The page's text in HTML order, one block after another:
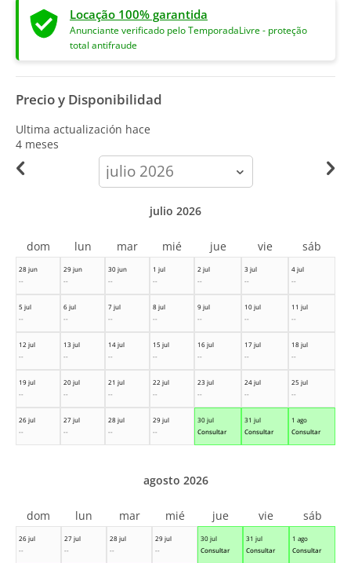
Locação 100% garantida
Anunciante verificado pelo TemporadaLivre - proteção
total antifraude
Precio y Disponibilidad
Ultima actualización hace
4 meses
calendar-
month
28 jun
--
29 jun
--
30 jun
--
1 jul
--
2 jul
--
3 jul
--
4 jul
--
5 jul
--
6 jul
--
7 jul
--
8 jul
--
9 jul
--
10 jul
--
11 jul
--
12 jul
--
13 jul
--
14 jul
--
15 jul
--
16 jul
--
17 jul
--
18 jul
--
19 jul
--
20 jul
--
21 jul
--
22 jul
--
23 jul
--
24 jul
--
25 jul
--
26 jul
--
27 jul
--
28 jul
--
29 jul
--
30 jul
Consultar
31 jul
Consultar
1 ago
Consultar
julio 2026
dom lun mar mié jue vie sáb
26 jul
--
27 jul
--
28 jul
--
29 jul
--
30 jul
Consultar
31 jul
Consultar
1 ago
Consultar
agosto 2026
dom lun mar mié jue vie sáb